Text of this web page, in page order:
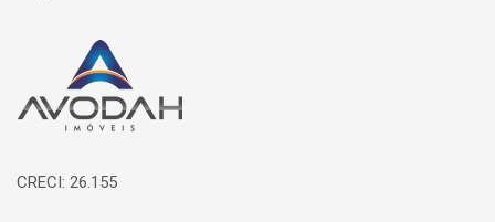
Página inicial
CRECI: 26.155